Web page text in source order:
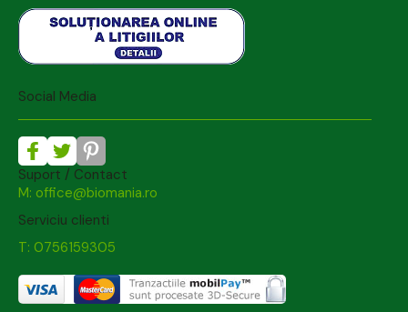
Social Media
Suport / Contact
M: office@biomania.ro
Serviciu clienti
T: 0756159305